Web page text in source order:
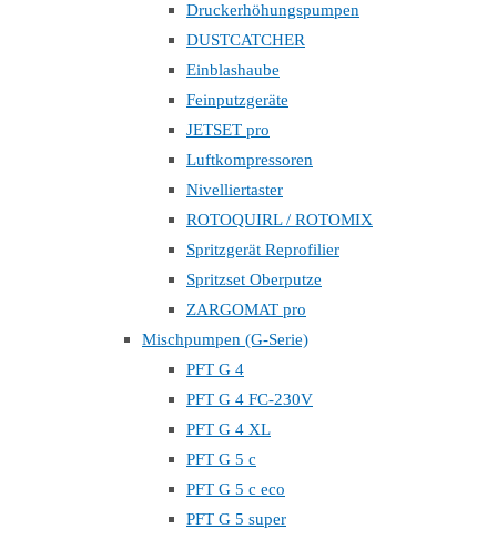
Druckerhöhungspumpen
DUSTCATCHER
Einblashaube
Feinputzgeräte
JETSET pro
Luftkompressoren
Nivelliertaster
ROTOQUIRL / ROTOMIX
Spritzgerät Reprofilier
Spritzset Oberputze
ZARGOMAT pro
Mischpumpen (G-Serie)
PFT G 4
PFT G 4 FC-230V
PFT G 4 XL
PFT G 5 c
PFT G 5 c eco
PFT G 5 super